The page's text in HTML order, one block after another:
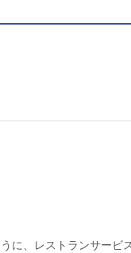
に、レストランサービ